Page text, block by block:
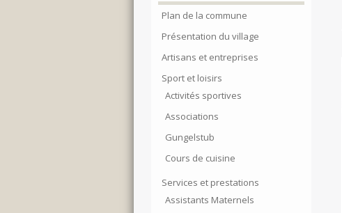
Plan de la commune
Présentation du village
Artisans et entreprises
Sport et loisirs
Activités sportives
Associations
Gungelstub
Cours de cuisine
Services et prestations
Assistants Maternels